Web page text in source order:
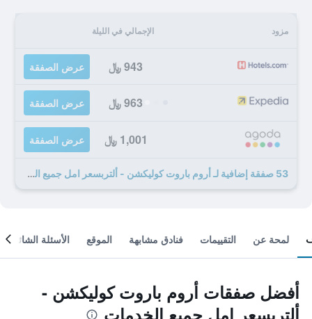
مزود الإجمالي في الليلة
943 ﷼ عرض الصفقة
963 ﷼ عرض الصفقة
1,001 ﷼ عرض الصفقة
53 صفقة إضافية لـ أروم باروت كوليكشن - ألتربسعر امل جميع الخدمات
لمحة عن التقييمات فنادق مشابهة الموقع الأسئلة الشائعة
أفضل صفقات أروم باروت كوليكشن -
ألتربسعر امل جميع الخدمات